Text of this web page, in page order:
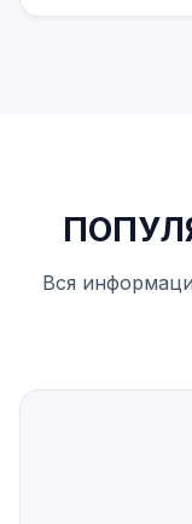
Вся